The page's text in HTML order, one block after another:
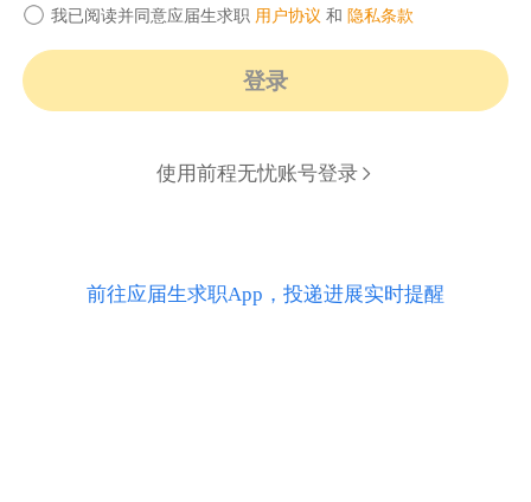
我已阅读并同意应届生求职 用户协议 和 隐私条款
登录
使用前程无忧账号登录
前往应届生求职App，投递进展实时提醒